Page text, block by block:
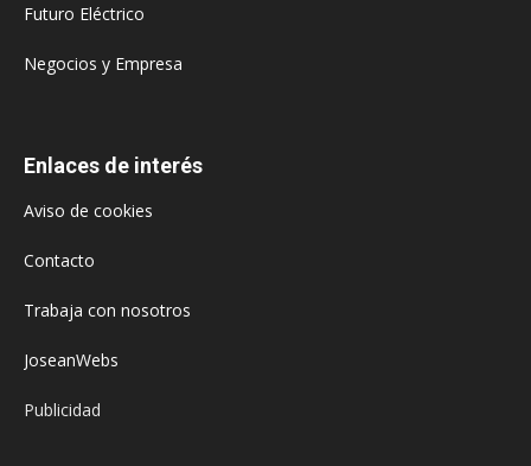
Futuro Eléctrico
Negocios y Empresa
Enlaces de interés
Aviso de cookies
Contacto
Trabaja con nosotros
JoseanWebs
Publicidad